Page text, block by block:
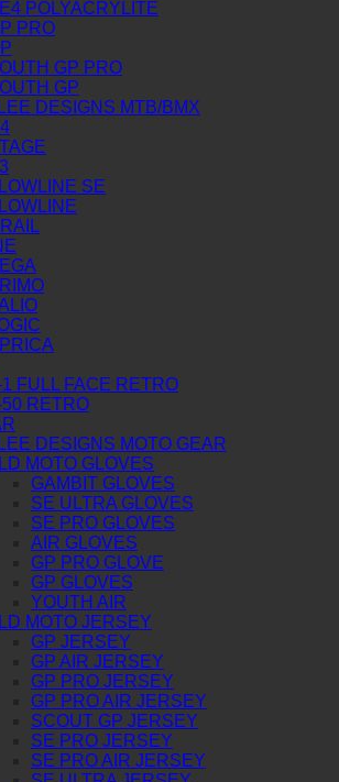
POLYACRYLITE
PRO
GP PRO
GP
DESIGNS MTB/BMX
SE
1 FULL FACE RETRO
50 RETRO
DESIGNS MOTO GEAR
MOTO GLOVES
GAMBIT GLOVES
SE ULTRA GLOVES
SE PRO GLOVES
AIR GLOVES
GP PRO GLOVE
GP GLOVES
YOUTH AIR
MOTO JERSEY
GP JERSEY
GP AIR JERSEY
GP PRO JERSEY
GP PRO AIR JERSEY
SCOUT GP JERSEY
SE PRO JERSEY
SE PRO AIR JERSEY